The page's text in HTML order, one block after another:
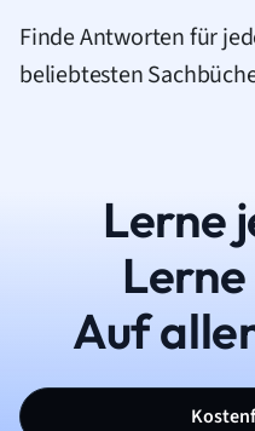
Finde Antworten für
beliebtesten
Lerne
Auf